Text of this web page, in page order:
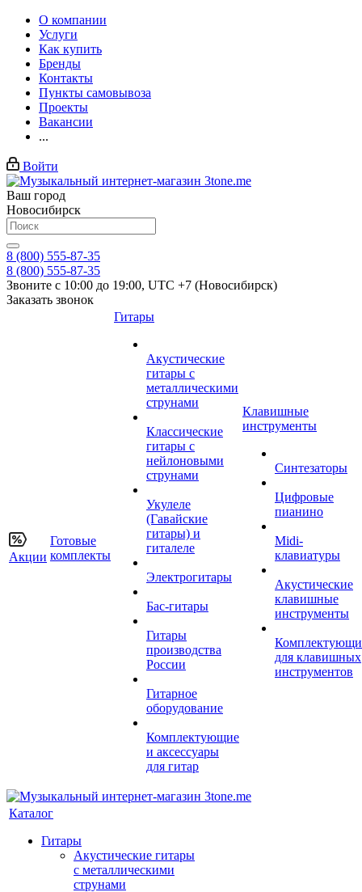
О компании
Услуги
Как купить
Бренды
Контакты
Пункты самовывоза
Проекты
Вакансии
...
Войти
Ваш город
Новосибирск
8 (800) 555-87-35
8 (800) 555-87-35
Звоните с 10:00 до 19:00, UTC +7 (Новосибирск)
Заказать звонок
Акции
Готовые
комплекты
Гитары
Акустические
гитары с
металлическими
струнами
Классические
гитары с
нейлоновыми
струнами
Укулеле
(Гавайские
гитары) и
гиталеле
Электрогитары
Бас-гитары
Гитары
производства
России
Гитарное
оборудование
Комплектующие
и аксессуары
для гитар
Клавишные
инструменты
Синтезаторы
Цифровые
пианино
Midi-
клавиатуры
Акустические
клавишные
инструменты
для клавишных
инструментов
Каталог
Гитары
Акустические гитары
с металлическими
струнами